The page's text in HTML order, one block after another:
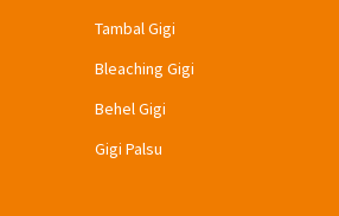
Tambal Gigi
Bleaching Gigi
Behel Gigi
Gigi Palsu